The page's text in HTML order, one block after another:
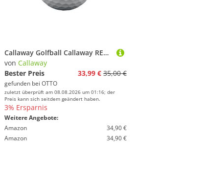
Callaway Golfball Callaway REVA Golfbälle – Maximale Länge, gerader Ballflug und hohe
von Callaway
Bester Preis
33,99 € 35,00 €
gefunden bei OTTO
zuletzt überprüft am 08.08.2026 um 01:16; der
Preis kann sich seitdem geändert haben.
3% Ersparnis
Weitere Angebote:
Amazon
34,90 €
Amazon
34,90 €